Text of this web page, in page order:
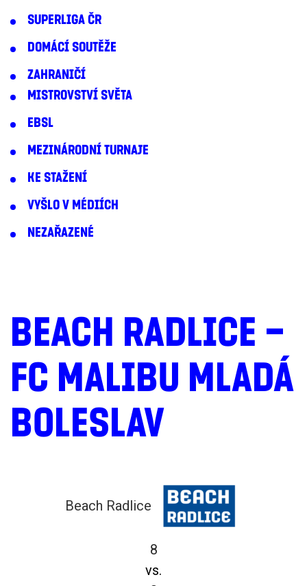
SUPERLIGA ČR
DOMÁCÍ SOUTĚŽE
ZAHRANIČÍ
MISTROVSTVÍ SVĚTA
EBSL
MEZINÁRODNÍ TURNAJE
KE STAŽENÍ
VYŠLO V MÉDIÍCH
NEZAŘAZENÉ
BEACH RADLICE –
FC MALIBU MLADÁ
BOLESLAV
Beach Radlice
8
vs.